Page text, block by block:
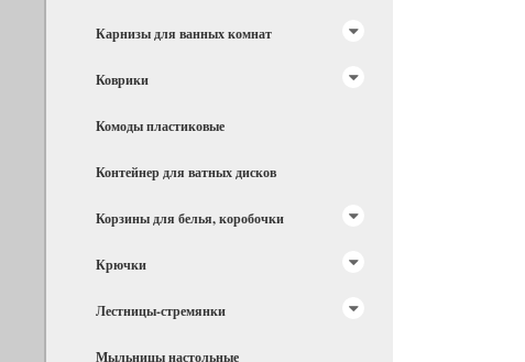
Карнизы для ванных комнат
Коврики
Комоды пластиковые
Контейнер для ватных дисков
Корзины для белья, коробочки
Крючки
Лестницы-стремянки
Мыльницы настольные